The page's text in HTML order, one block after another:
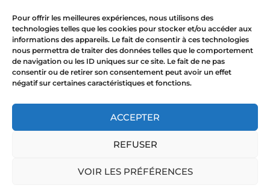
Pour offrir les meilleures expériences, nous utilisons des
technologies telles que les cookies pour stocker et/ou accéder aux
informations des appareils. Le fait de consentir à ces technologies
nous permettra de traiter des données telles que le comportement
de navigation ou les ID uniques sur ce site. Le fait de ne pas
consentir ou de retirer son consentement peut avoir un effet
négatif sur certaines caractéristiques et fonctions.
ACCEPTER
REFUSER
VOIR LES PRÉFÉRENCES